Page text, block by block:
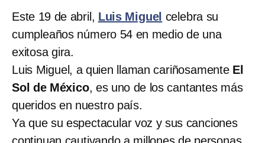
Este 19 de abril, Luis Miguel celebra su
cumpleaños número 54 en medio de una
exitosa gira.
Luis Miguel, a quien llaman cariñosamente El
Sol de México, es uno de los cantantes más
queridos en nuestro país.
Ya que su espectacular voz y sus canciones